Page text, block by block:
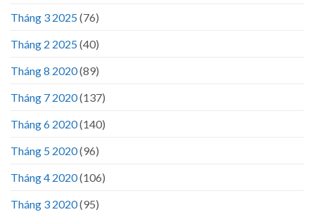
Tháng 3 2025(76)
Tháng 2 2025(40)
Tháng 8 2020(89)
Tháng 7 2020(137)
Tháng 6 2020(140)
Tháng 5 2020(96)
Tháng 4 2020(106)
Tháng 3 2020(95)